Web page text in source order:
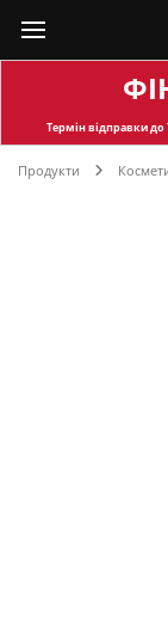
Термін відправкидо
Продукти